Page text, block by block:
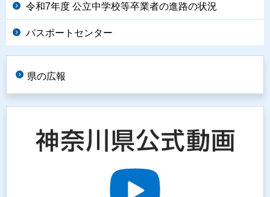
令和7年度 公立中学校等卒業者の進路の状況
パスポートセンター
県の広報